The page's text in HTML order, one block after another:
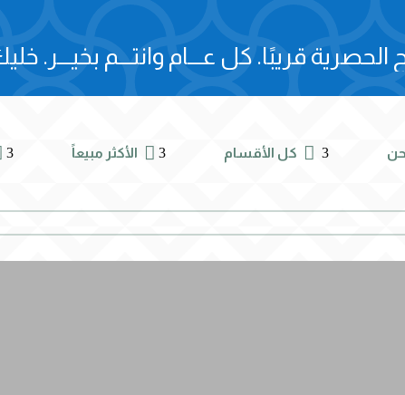
الحصرية قريبًا. كل عـــام وانتـــم بخيـــر.
3
 كل الأقسام 3
 الأكثر مبيعاً 3